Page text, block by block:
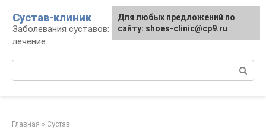
контенту
Сустав-клиник
Заболевания суставов: профилактика и
лечение
Главная » Сустав
Для любых предложений по
сайту: shoes-clinic@cp9.ru